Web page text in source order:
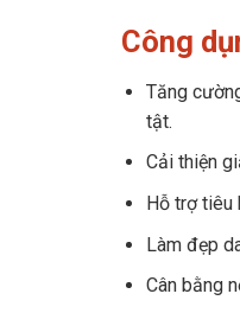
Công
Tăng
tật.
Cải thiện
Hỗ trợ tiêu
Làm đẹp
Cân bằng